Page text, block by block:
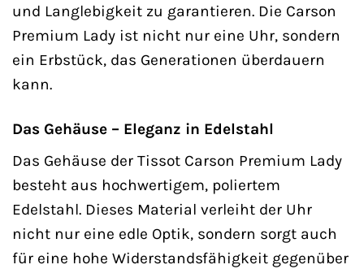
und Langlebigkeit zu garantieren. Die Carson
Premium Lady ist nicht nur eine Uhr, sondern
ein Erbstück, das Generationen überdauern
kann.
Das Gehäuse – Eleganz in Edelstahl
Das Gehäuse der Tissot Carson Premium Lady
besteht aus hochwertigem, poliertem
Edelstahl. Dieses Material verleiht der Uhr
nicht nur eine edle Optik, sondern sorgt auch
für eine hohe Widerstandsfähigkeit gegenüber